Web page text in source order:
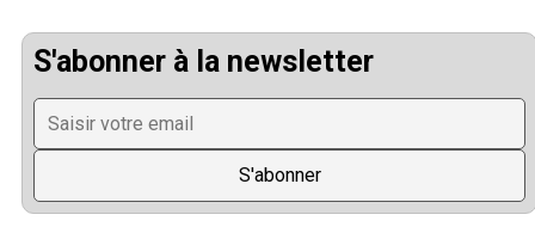
S'abonner à la newsletter